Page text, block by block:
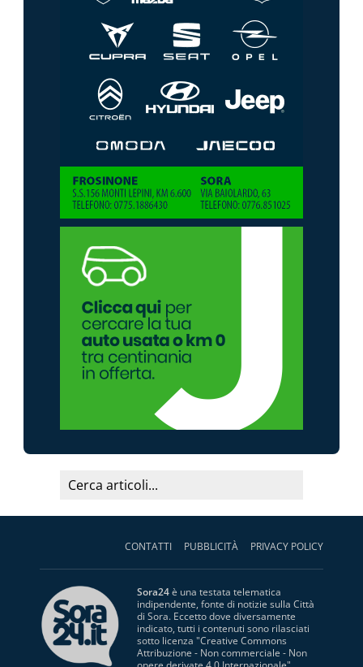
CONTATTI PUBBLICITÀ PRIVACY POLICY
Sora24è una testata telematica
indipendente, fonte di notizie sulla Città
di Sora. Eccetto dove diversamente
indicato, tutti i contenuti sono rilasciati
sotto licenza "Creative Commons
Attribuzione - Non commerciale - Non